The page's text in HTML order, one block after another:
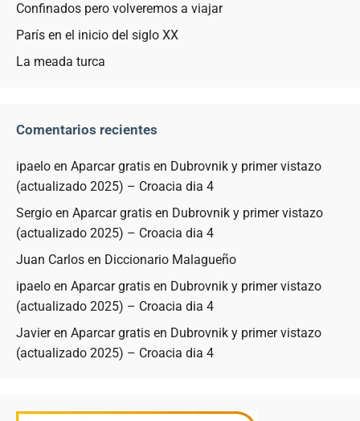
Confinados pero volveremos a viajar
París en el inicio del siglo XX
La meada turca
Comentarios recientes
ipaelo en Aparcar gratis en Dubrovnik y primer vistazo
(actualizado 2025) – Croacia dia 4
Sergio en Aparcar gratis en Dubrovnik y primer vistazo
(actualizado 2025) – Croacia dia 4
Juan Carlos en Diccionario Malagueño
ipaelo en Aparcar gratis en Dubrovnik y primer vistazo
(actualizado 2025) – Croacia dia 4
Javieren Aparcar gratis en Dubrovnik y primer vistazo
(actualizado 2025) – Croacia dia 4